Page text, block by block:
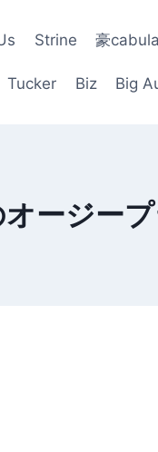
Strine 豪
Tucker Biz Big
ージー